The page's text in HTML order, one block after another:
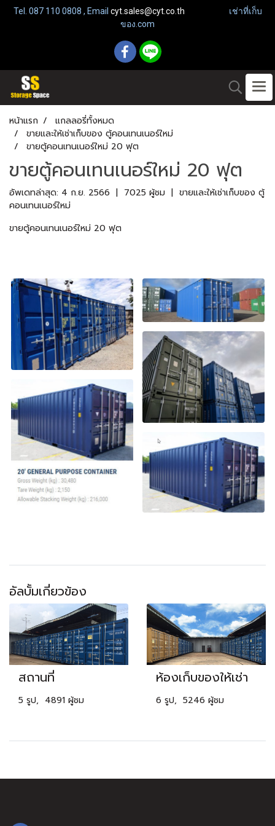
Tel. 087 110 0808 , Email cyt.sales@cyt.co.th เช่าที่เก็บ
ของ.com
หน้าแรก
แกลลอรี่ทั้งหมด
ขายและให้เช่าเก็บของ ตู้คอนเทนเนอร์ใหม่
ขายตู้คอนเทนเนอร์ใหม่ 20 ฟุต
ขายตู้คอนเทนเนอร์ใหม่ 20 ฟุต
อัพเดทล่าสุด: 4 ก.ย. 2566 | 7025 ผู้ชม | ขายและให้เช่าเก็บของ ตู้
คอนเทนเนอร์ใหม่
ขายตู้คอนเทนเนอร์ใหม่ 20 ฟุต
อัลบั้มเกี่ยวข้อง
สถานที่
5 รูป, 4891 ผู้ชม
ห้องเก็บของให้เช่า
6 รูป, 5246 ผู้ชม